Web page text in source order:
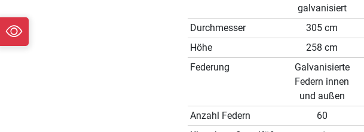
galvanisiert
Durchmesser
305 cm
Höhe
258 cm
Federung
Galvanisierte
Federn innen
und außen
Anzahl Federn
60